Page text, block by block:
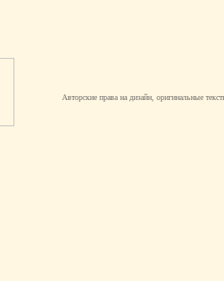
Авторские права на дизайн, оригинальные